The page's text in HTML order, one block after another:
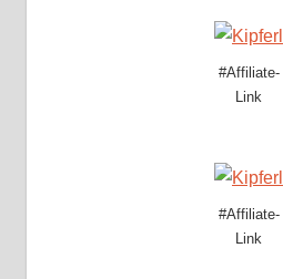
#Affiliate-
Link
#Affiliate-
Link